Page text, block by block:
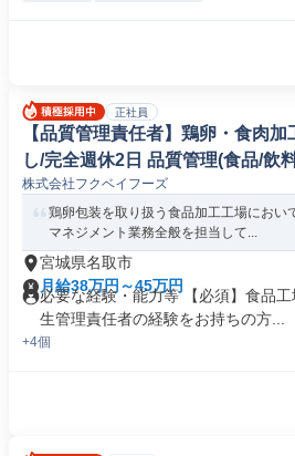
正社員
【品質管理責任者】鶏卵・食肉
し/完全週休2日 品質管理(食品/飲
株式会社フクベイフーズ
鶏卵包装を取り扱う食品加工工場におい
マネジメント業務全般を担当して...
宮城県名取市
月給38万円～45万円
必要な経験・能力等 【必須】食品
生管理責任者の経験をお持ちの方...
+4個